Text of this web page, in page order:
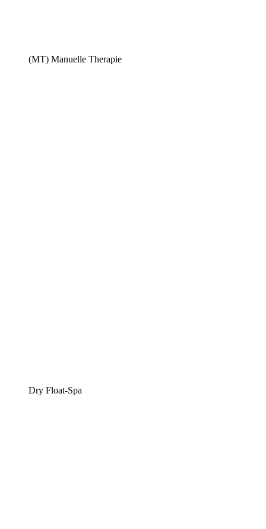
(MT) Manuelle Therapie
Dry Float-Spa​